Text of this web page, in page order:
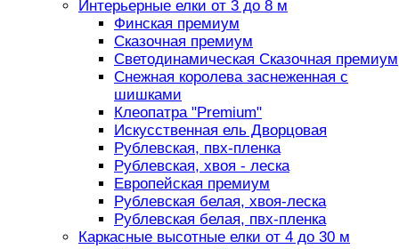
Интерьерные елки от 3 до 8 м
Финская премиум
Сказочная премиум
Светодинамическая Сказочная премиум
Снежная королева заснеженная с
шишками
Клеопатра "Premium"
Искусственная ель Дворцовая
Рублевская, пвх-пленка
Рублевская, хвоя - леска
Европейская премиум
Рублевская белая, хвоя-леска
Рублевская белая, пвх-пленка
Каркасные высотные елки от 4 до 30 м